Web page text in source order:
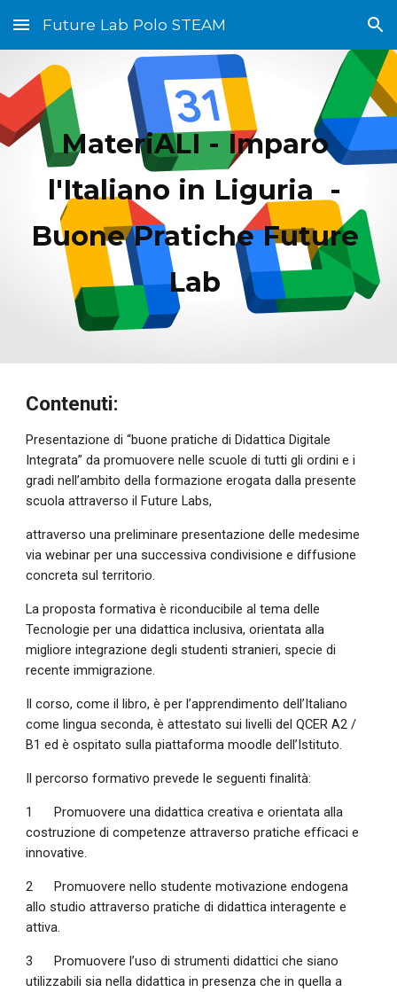
Skip to main content Skip to navigation
Future Lab Polo STEAM
MateriALI - Imparo
l'Italiano in Liguria  -
Buone Pratiche Future
Lab
Contenuti:
Presentazione di “buone pratiche di Didattica Digitale
Integrata” da promuovere nelle scuole di tutti gli ordini e i
gradi nell’ambito della formazione erogata dalla presente
scuola attraverso il Future Labs,
attraverso una preliminare presentazione delle medesime
via webinar per una successiva condivisione e diffusione
concreta sul territorio.
La proposta formativa è riconducibile al tema delle
Tecnologie per una didattica inclusiva, orientata alla
migliore integrazione degli studenti stranieri, specie di
recente immigrazione.
Il corso, come il libro, è per l’apprendimento dell’Italiano
come lingua seconda, è attestato sui livelli del QCER A2 /
B1 ed è ospitato sulla piattaforma moodle dell’Istituto.
Il percorso formativo prevede le seguenti finalità:
1
Promuovere una didattica creativa e orientata alla
costruzione di competenze attraverso pratiche efficaci e
innovative.
2
Promuovere nello studente motivazione endogena
allo studio attraverso pratiche di didattica interagente e
attiva.
3
Promuovere l’uso di strumenti didattici che siano
utilizzabili sia nella didattica in presenza che in quella a